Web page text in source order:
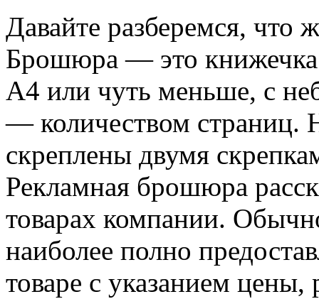
Давайте разберемся, что
Брошюра — это книжечка
А4 или чуть меньше, с
— количеством страниц.
скреплены двумя
Рекламная брошюра
товарах компании.
наиболее полно
товаре с указанием цены,